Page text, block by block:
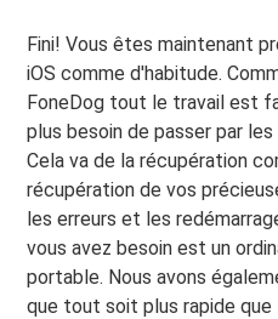
Fini! Vous êtes maintenant
iOS comme d'habitude.
FoneDog tout le travail est
plus besoin de passer par
Cela va de la récupération
récupération de vos
les erreurs et les
vous avez besoin est un
portable. Nous avons
que tout soit plus rapide